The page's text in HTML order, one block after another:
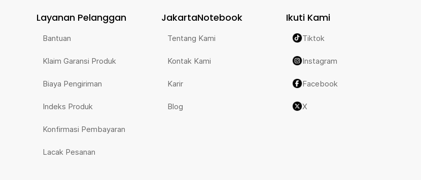
Layanan Pelanggan
Bantuan
Klaim Garansi Produk
Biaya Pengiriman
Indeks Produk
Konfirmasi Pembayaran
Lacak Pesanan
JakartaNotebook
Tentang Kami
Kontak Kami
Karir
Blog
Ikuti Kami
Tiktok
Instagram
Facebook
X